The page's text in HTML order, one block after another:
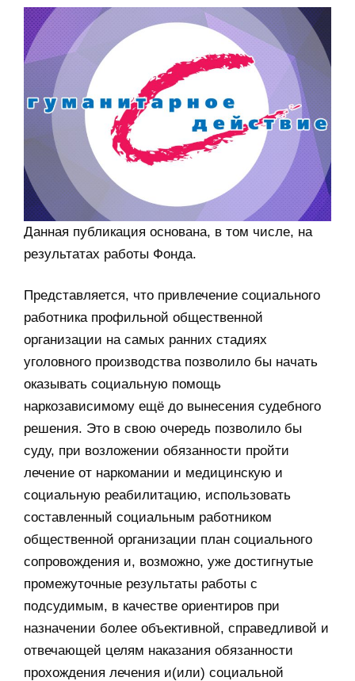
Данная публикация основана, в том числе, на
результатах работы Фонда.
Представляется, что привлечение социального
работника профильной общественной
организации на самых ранних стадиях
уголовного производства позволило бы начать
оказывать социальную помощь
наркозависимому ещё до вынесения судебного
решения. Это в свою очередь позволило бы
суду, при возложении обязанности пройти
лечение от наркомании и медицинскую и
социальную реабилитацию, использовать
составленный социальным работником
общественной организации план социального
сопровождения и, возможно, уже достигнутые
промежуточные результаты работы с
подсудимым, в качестве ориентиров при
назначении более объективной, справедливой и
отвечающей целям наказания обязанности
прохождения лечения и(или) социальной